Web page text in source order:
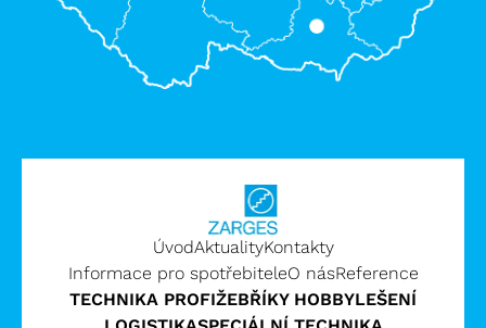
TECHNIKA PROFIŽEBŘÍKY HOBBYLEŠENÍ
ÚvodAktualityKontakty
Informace pro spotřebiteleO násReference